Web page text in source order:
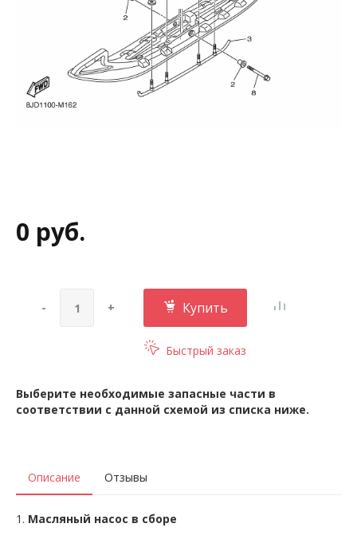
0 руб.
- + Купить
Быстрый заказ
Выберите необходимые запасные части в
соответствии с данной схемой из списка ниже.
Описание Отзывы
1. Масляный насос в сборе